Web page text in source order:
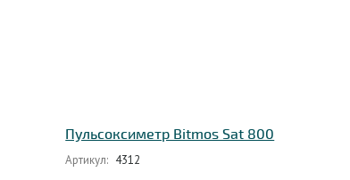
Пульсоксиметр Bitmos Sat 800
Артикул: 4312